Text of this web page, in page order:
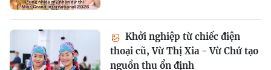
Khởi nghiệp từ chiếc điện
thoại cũ, Vừ Thị Xia - Vừ Chứ tạo
nguồn thu ổn định